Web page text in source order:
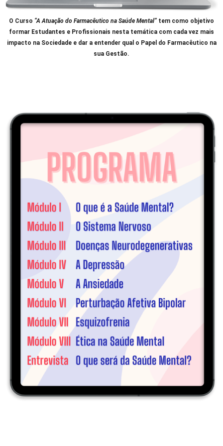
O Curso “A Atuação do Farmacêutico na Saúde Mental” tem como objetivo
formar Estudantes e Profissionais nesta temática com cada vez mais
impacto na Sociedade e dar a entender qual o Papel do Farmacêutico na
sua Gestão.